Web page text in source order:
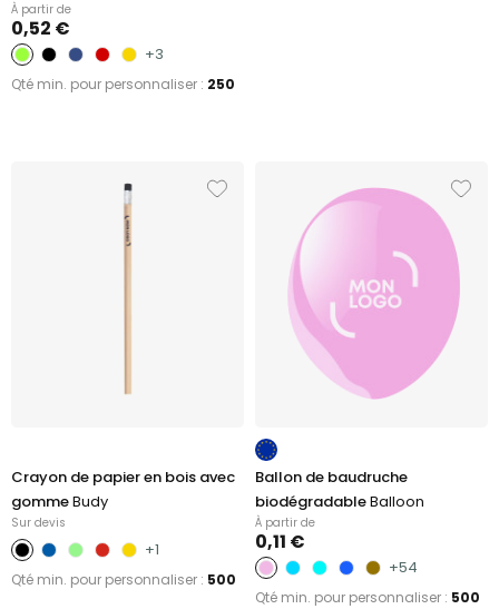
À partir de
0,52 €
+3
Qté min. pour personnaliser : 250
Crayon de papier en bois avec
gommeBudy
Sur devis
+1
Qté min. pour personnaliser : 500
Ballon de baudruche
biodégradableBalloon
À partir de
0,11 €
+54
Qté min. pour personnaliser : 500